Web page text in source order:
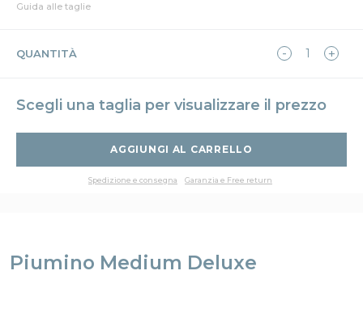
PIUMINO IN FIBRA MEDIUM
A partire da:253.00
A partire da: 242.00
Guida alle taglie
QUANTITÀ
Scegli una taglia per visualizzare il prezzo
AGGIUNGI AL CARRELLO
Spedizione e consegna Garanzia e Free return
Piumino Medium Deluxe